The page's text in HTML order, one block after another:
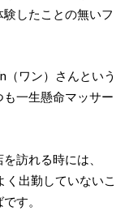
したことの無いフ
（ワン）さんという
一生懸命マッサー
訪れる時には、
く出勤していないこ
す。